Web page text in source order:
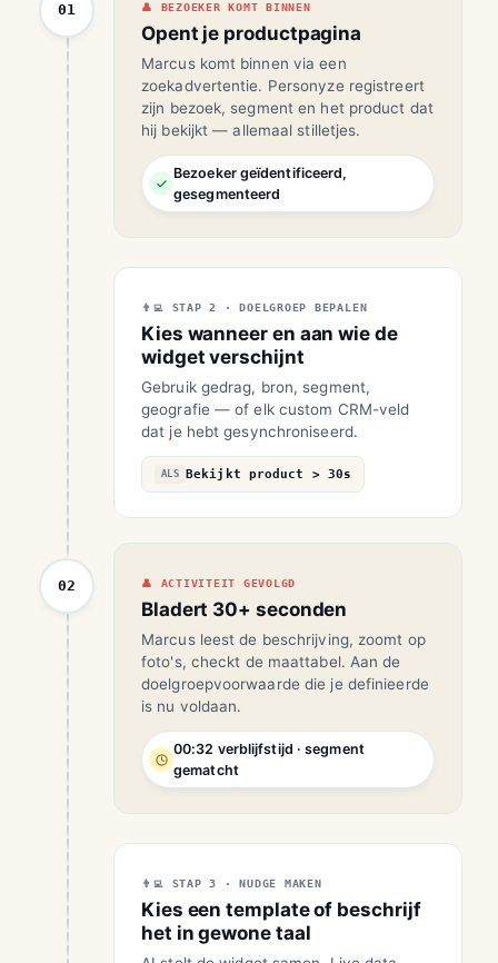
01 BEZOEKER KOMT BINNEN
Opent je productpagina
Marcus komt binnen via een
zoekadvertentie. Personyze registreert
zijn bezoek, segment en het product dat
hij bekijkt — allemaal stilletjes.
Bezoeker geïdentificeerd,
gesegmenteerd
STAP 2 · DOELGROEP BEPALEN
Kies wanneer en aan wie de
widget verschijnt
Gebruik gedrag, bron, segment,
geografie — of elk custom CRM-veld
dat je hebt gesynchroniseerd.
ALS Bekijkt product > 30s
02 ACTIVITEIT GEVOLGD
Bladert 30+ seconden
Marcus leest de beschrijving, zoomt op
foto's, checkt de maattabel. Aan de
doelgroepvoorwaarde die je definieerde
is nu voldaan.
00:32 verblijfstijd · segment
gematcht
STAP 3 · NUDGE MAKEN
Kies een template of beschrijf
het in gewone taal